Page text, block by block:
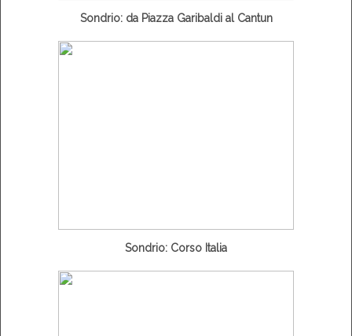
Sondrio: da Piazza Garibaldi al Cantun
Sondrio: Corso Italia